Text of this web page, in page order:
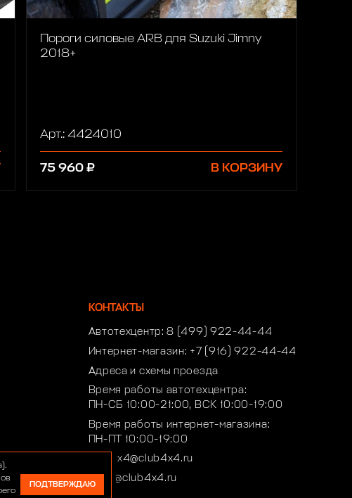
Пороги силовые ARB для Suzuki Jimny
2018+
Арт.: 4424010
75 960 ₽ В КОРЗИНУ
КОНТАКТЫ
Автотехцентр:8 (499) 922-44-44
Интернет-магазин: +7 (916) 922-44-44
Адреса и схемы проезда
Время работы автотехцентра:
ПН-СБ 10:00-21:00, ВСК 10:00-19:00
Время работы интернет-магазина:
ПН-ПТ 10:00-19:00
club4x4@club4x4.ru
shop@club4x4.ru
ПОДТВЕРЖДАЮ